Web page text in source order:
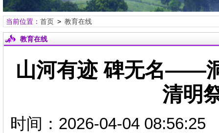
当前位置： 首页> 教育在线
教育在线
山河有迹 碑无名——
清明
时间：2026-04-04